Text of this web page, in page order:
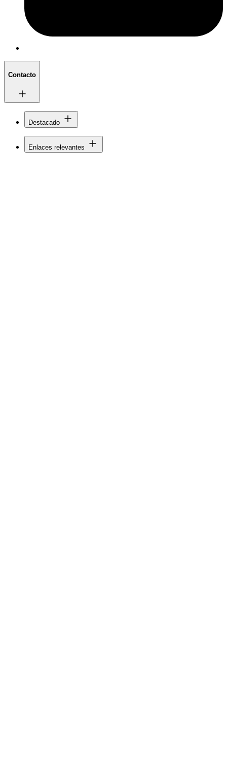
Contacto
Destacado
Enlaces relevantes